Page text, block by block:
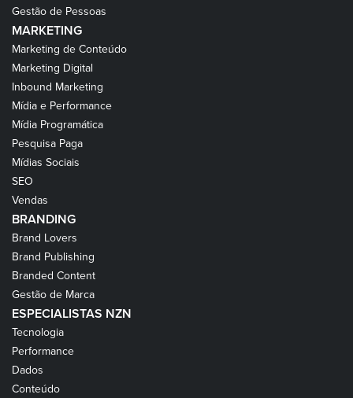
Gestão de Pessoas
MARKETING
Marketing de Conteúdo
Marketing Digital
Inbound Marketing
Mídia e Performance
Mídia Programática
Pesquisa Paga
Mídias Sociais
SEO
Vendas
BRANDING
Brand Lovers
Brand Publishing
Branded Content
Gestão de Marca
ESPECIALISTAS NZN
Tecnologia
Performance
Dados
Conteúdo